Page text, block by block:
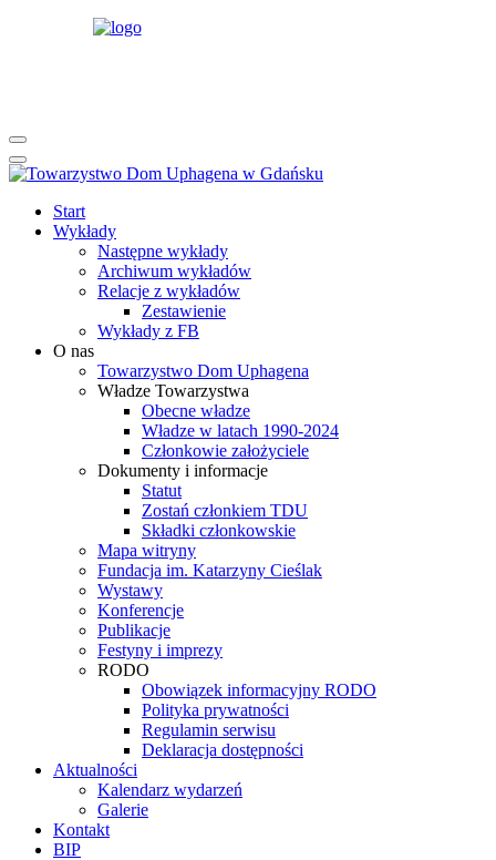
Start
Wykłady
Następne wykłady
Archiwum wykładów
Relacje z wykładów
Zestawienie
Wykłady z FB
O nas
Towarzystwo Dom Uphagena
Władze Towarzystwa
Obecne władze
Władze w latach 1990-2024
Członkowie założyciele
Dokumenty i informacje
Statut
Zostań członkiem TDU
Składki członkowskie
Mapa witryny
Fundacja im. Katarzyny Cieślak
Wystawy
Konferencje
Publikacje
Festyny i imprezy
RODO
Obowiązek informacyjny RODO
Polityka prywatności
Regulamin serwisu
Deklaracja dostępności
Aktualności
Kalendarz wydarzeń
Galerie
Kontakt
BIP